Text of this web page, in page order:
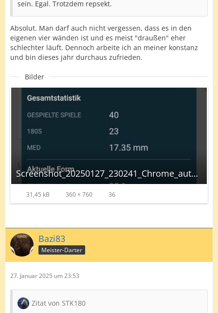
sein. Egal. Trotzdem repsekt.
Absolut. Man darf auch nicht vergessen, dass es in den
eigenen vier wänden ist und es meist "draußen" eher
schlechter läuft. Dennoch arbeite ich an meiner konstanz
und bin dieses jahr durchaus zufrieden.
Bilder
Screenshot_20250127_230241_Chrome_autoscaled.jpg
31,45 kB 360 × 760 36
Bazi83
Meister-Darter
27. Januar 2025 um 23:53
Zitat von STK180